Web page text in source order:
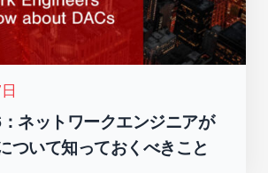
ネットワークエンジニアが
ついて知っておくべきこと